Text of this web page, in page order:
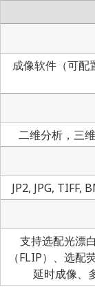
成像软件（可
二维分析，三
JP2, JPG, TIFF,
支持选配光漂
（FLIP）、选配
延时成像、